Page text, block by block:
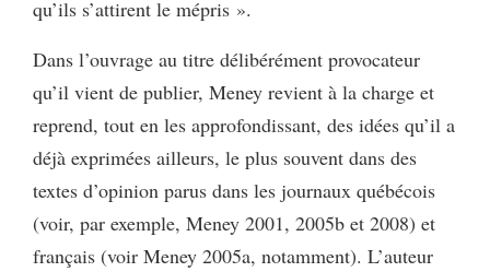
qu’ils s’attirent le mépris ».
Dans l’ouvrage au titre délibérément provocateur
qu’il vient de publier, Meney revient à la charge et
reprend, tout en les approfondissant, des idées qu’il a
déjà exprimées ailleurs, le plus souvent dans des
textes d’opinion parus dans les journaux québécois
(voir, par exemple, Meney 2001, 2005b et 2008) et
français (voir Meney 2005a, notamment). L’auteur